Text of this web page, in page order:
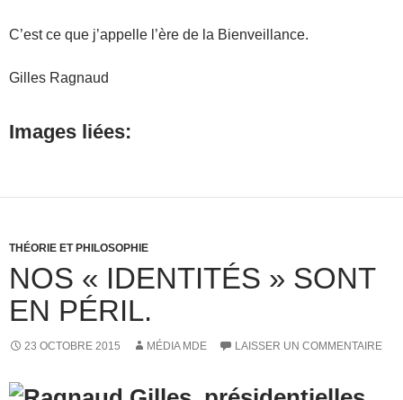
C’est ce que j’appelle l’ère de la Bienveillance.
Gilles Ragnaud
Images liées:
THÉORIE ET PHILOSOPHIE
NOS « IDENTITÉS » SONT
EN PÉRIL.
23 OCTOBRE 2015 MÉDIA MDE LAISSER UN COMMENTAIRE